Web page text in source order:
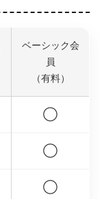
ベーシック会
員
（有料）
◯
◯
◯